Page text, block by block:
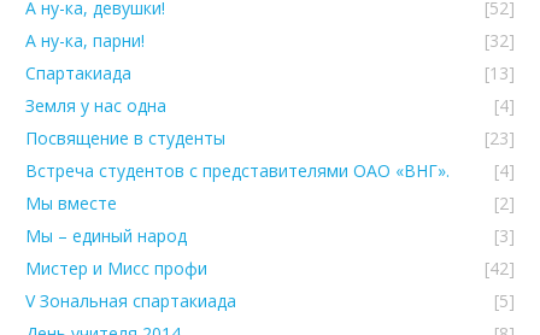
А ну-ка, девушки!
[52]
А ну-ка, парни!
[32]
Спартакиада
[13]
Земля у нас одна
[4]
Посвящение в студенты
[23]
Встреча студентов с представителями ОАО «ВНГ».
[4]
Мы вместе
[2]
Мы – единый народ
[3]
Мистер и Мисс профи
[42]
V Зональная спартакиада
[5]